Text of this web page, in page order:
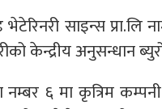
साइन्स प्रा.लि
केन्द्रीय अनुसन्धान
नम्बर ६ मा कृत्रिम